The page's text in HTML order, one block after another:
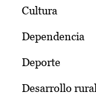
Cultura
Dependencia
Deporte
Desarrollo